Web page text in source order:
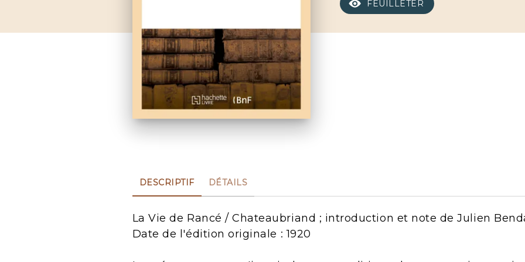
FEUILLETER
DESCRIPTIF DÉTAILS
La Vie de Rancé / Chateaubriand ; introduction et note de Julien
Date de l'édition originale : 1920